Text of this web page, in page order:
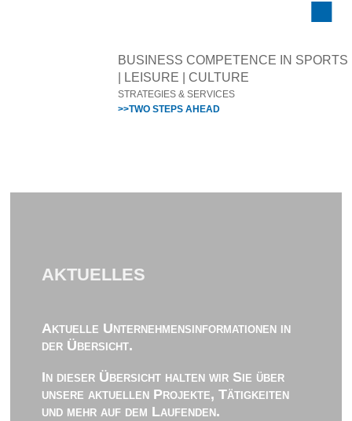
BUSINESS COMPETENCE IN SPORTS
| LEISURE | CULTURE
STRATEGIES & SERVICES
>>TWO STEPS AHEAD
AKTUELLES
Aktuelle Unternehmensinformationen in
der Übersicht.
In dieser Übersicht halten wir Sie über
unsere aktuellen Projekte, Tätigkeiten
und mehr auf dem Laufenden.